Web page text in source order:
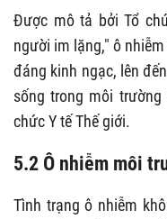
Được mô tả bởi Tổ
người im lặng," ô
đáng kinh ngạc, lên
sống trong môi
chức Y tế Thế giới.
5.2 Ô nhiễm môi
Tình trạng ô nhiễm